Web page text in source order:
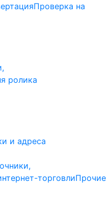
Проверка на
ролика
и адреса
торговлиПрочие